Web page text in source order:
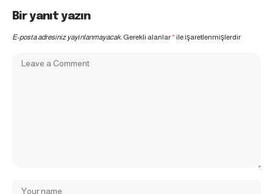
Bir yanıt yazın
E-posta adresiniz yayınlanmayacak. Gerekli alanlar*ile işaretlenmişlerdir